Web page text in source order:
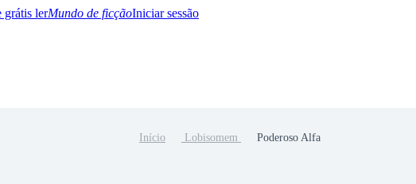
Mundo de ficçãoIniciar sessão
Início Lobisomem Poderoso Alfa